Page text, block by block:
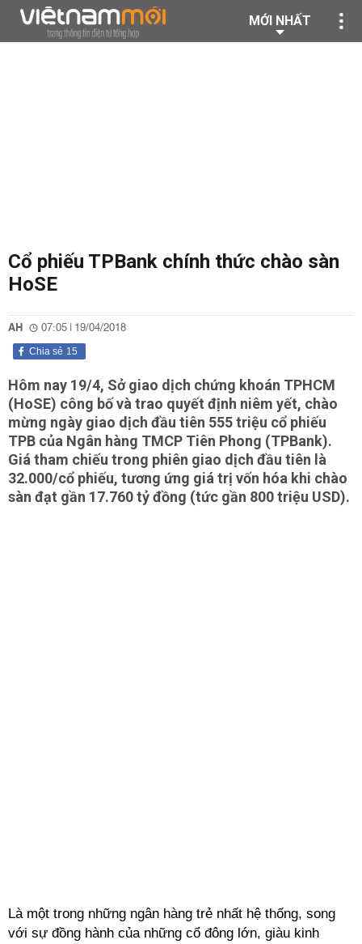
MỚI NHẤT
Cổ phiếu TPBank chính thức chào sàn
HoSE
AH 07:05 | 19/04/2018
15
Chia sẻ
Hôm nay 19/4, Sở giao dịch chứng khoán TPHCM
(HoSE) công bố và trao quyết định niêm yết, chào
mừng ngày giao dịch đầu tiên 555 triệu cổ phiếu
TPB của Ngân hàng TMCP Tiên Phong (TPBank).
Giá tham chiếu trong phiên giao dịch đầu tiên là
32.000/cổ phiếu, tương ứng giá trị vốn hóa khi chào
sàn đạt gần 17.760 tỷ đồng (tức gần 800 triệu USD).
Là một trong những ngân hàng trẻ nhất hệ thống, song
với sự đồng hành của những cổ đông lớn, giàu kinh